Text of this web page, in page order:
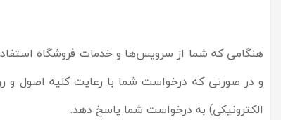
هنگامی که شما از سرویس‌‏ها و خدمات فروشگاه
و در صورتی که درخواست شما با رعایت کلیه اصول و
الکترونیکی) به درخواست شما پاسخ دهد.